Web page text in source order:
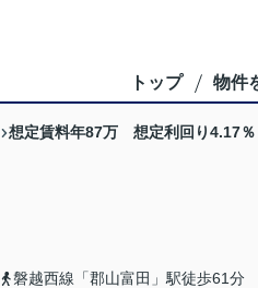
トップ 物件
想定賃料年87万 想定利回り4.17
磐越西線「郡山富田」駅徒歩61分